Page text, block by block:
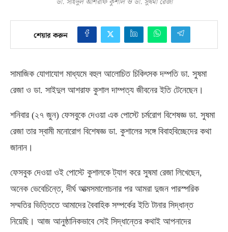
শেয়ার করুন
সামাজিক যোগাযোগ মাধ্যমে বহুল আলোচিত চিকিৎসক দম্পতি ডা. সুষমা
রেজা ও ডা. সাইদুল আশরাফ কুশাল দাম্পত্য জীবনের ইতি টেনেছেন।
শনিবার (২৭ জুন) ফেসবুকে দেওয়া এক পোস্টে চর্মরোগ বিশেষজ্ঞ ডা. সুষমা
রেজা তার স্বামী মনোরোগ বিশেষজ্ঞ ডা. কুশালের সঙ্গে বিবাহবিচ্ছেদের কথা
জানান।
ফেসবুক দেওয়া ওই পোস্টে কুশালকে ট্যাগ করে সুষমা রেজা লিখেছেন,
অনেক ভেবেচিন্তে,দীর্ঘ আত্মসমালোচনার পর আমরা দুজন পারস্পরিক
সম্মতির ভিত্তিতে আমাদের বৈবাহিক সম্পর্কের ইতি টানার সিদ্ধান্ত
নিয়েছি। আজ আনুষ্ঠানিকভাবে সেই সিদ্ধান্তের কথাই আপনাদের